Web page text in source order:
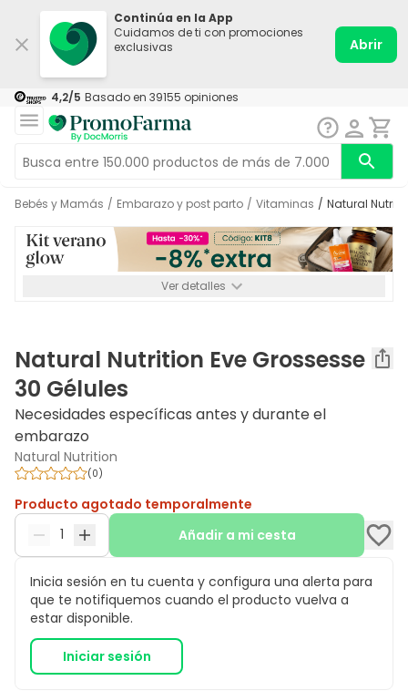
Continúa en la App
Cuidamos de ti con promociones
exclusivas
Abrir
4,2/5 Basado en 39155 opiniones
Bebés y Mamás / Embarazo y post parto / Vitaminas / Natural
Ver detalles
Natural Nutrition Eve Grossesse
30 Gélules
Necesidades específicas antes y durante el
embarazo
Natural Nutrition
(0)
Producto agotado temporalmente
Añadir a mi cesta
Inicia sesión en tu cuenta y configura una alerta para
que te notifiquemos cuando el producto vuelva a
estar disponible.
Iniciar sesión